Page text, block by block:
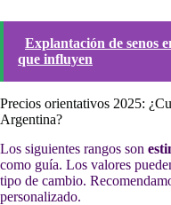
Explantación de senos
que influyen
Precios orientativos 2025:
Argentina?
Los siguientes rangos son
como guía. Los valores
tipo de cambio.
personalizado.